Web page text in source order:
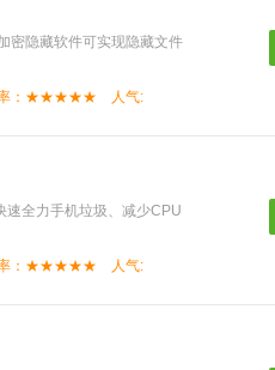
密隐藏软件可实现隐藏文件
率：★★★★★ 人气:
速全力手机垃圾、减少CPU
率：★★★★★ 人气: